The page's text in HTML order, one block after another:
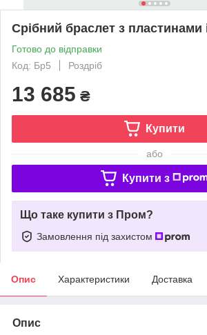
Срібний браслет з пластинами
Готово до відправки
Код: Бр5
Роздріб
13 685 ₴
Купити
або
Купити з
Що таке купити з Пром?
Замовлення під захистом
Опис Характеристики Доставка
Опис